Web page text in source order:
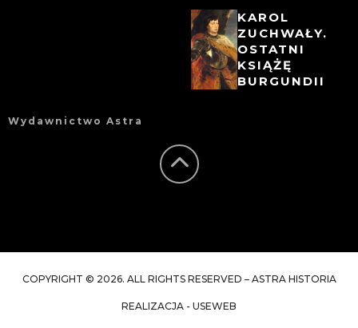
KAROL
ZUCHWAŁY.
OSTATNI
KSIĄŻĘ
BURGUNDII
Wydawnictwo Astra
COPYRIGHT © 2026. ALL RIGHTS RESERVED – ASTRA HISTORIA
REALIZACJA - USEWEB